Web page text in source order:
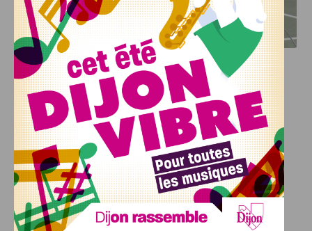
DFCO : RENCONTRE AVEC PIERRE-HENRI DEBALLON,
L’ARTISAN DE LA MONTÉE EN LIGUE 2
INFOS,SPORT
DFCO : Rencontre avec Pierre-Henri
Deballon, l’artisan de la montée en
Ligue 2
7 AOÛT, 2026
Le DFCO est de retour en Ligue 2 après trois ans
d’absence. La saison...
INFOS,SPORT
Nouvelle arrivée à la JDA Basket,
Shevon Thompson est dijonnais